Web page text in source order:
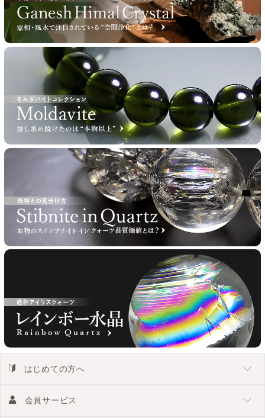
はじめての方へ
会員サービス